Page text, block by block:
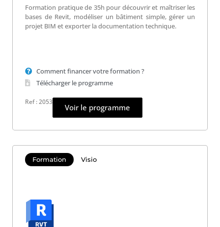
Formation pratique de 35h pour découvrir et maîtriser les
bases de Revit, modéliser un bâtiment simple, gérer un
projet BIM et exporter la documentation technique.
Comment financer votre formation ?
Télécharger le programme
Ref : 2053
Voir le programme
Formation Visio